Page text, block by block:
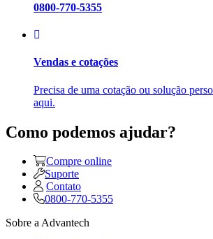
0800-770-5355
Vendas e cotações
Precisa de uma cotação ou solução
aqui.
Como podemos ajudar?
Compre online
Suporte
Contato
0800-770-5355
Sobre a Advantech